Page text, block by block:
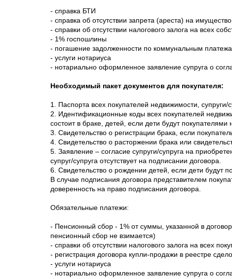
- справка БТИ
- справка об отсутствии запрета (ареста) на имущество
- справки об отсутствии налогового залога на всех
- 1% госпошлины
- погашение задолженности по коммунальным
- услуги нотариуса
- нотариально оформленное заявление супруга о
Необходимый пакет документов для покупателя:
1. Паспорта всех покупателей недвижимости, супруги/
2. Идентификационные коды всех покупателей
состоит в браке, детей, если дети будут покупателями
3. Свидетельство о регистрации брака, если
4. Свидетельство о расторжении брака или
5. Заявление – согласие супруги/супруга на
супруг/супруга отсутствует на подписании договора.
6. Свидетельство о рождении детей, если дети будут
В случае подписания договора представителем
доверенность на право подписания договора.
Обязательные платежи:
- Пенсионный сбор - 1% от суммы, указанной в
пенсионный сбор не взимается)
- справки об отсутствии налогового залога на всех
- регистрация договора купли-продажи в реестре
- услуги нотариуса
- нотариально оформленное заявление супруга о